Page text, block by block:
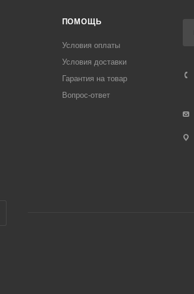
ПОМОЩЬ
Условия оплаты
Условия доставки
Гарантия на товар
Вопрос-ответ